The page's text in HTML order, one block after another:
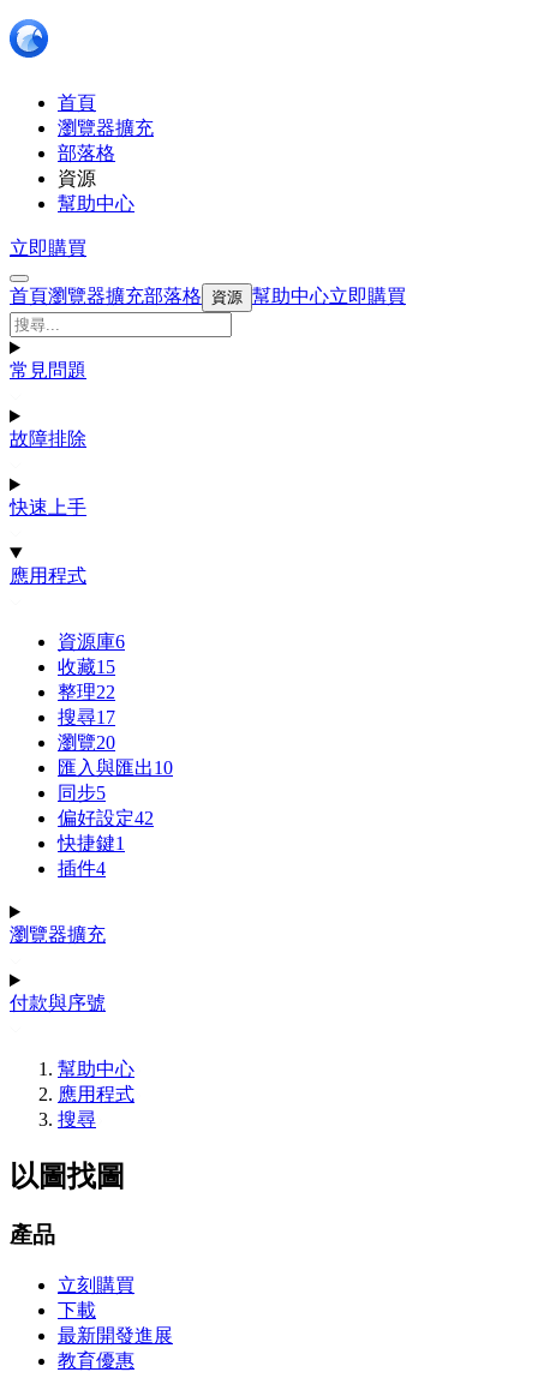
首頁
瀏覽器擴充
部落格
資源
幫助中心
立即購買
首頁瀏覽器擴充部落格 資源 幫助中心立即購買
常見問題
故障排除
快速上手
應用程式
資源庫6
收藏15
整理22
搜尋17
瀏覽20
匯入與匯出10
同步5
偏好設定42
快捷鍵1
插件4
瀏覽器擴充
付款與序號
幫助中心
應用程式
搜尋
以圖找圖
產品
立刻購買
下載
最新開發進展
教育優惠